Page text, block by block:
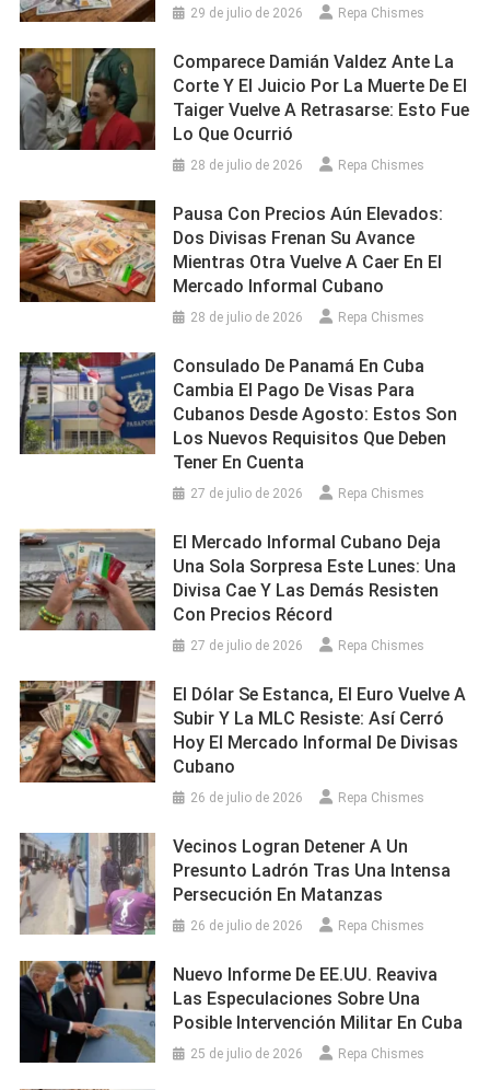
29 de julio de 2026 Repa Chismes
Comparece Damián Valdez Ante La
Corte Y El Juicio Por La Muerte De El
Taiger Vuelve A Retrasarse: Esto Fue
Lo Que Ocurrió
28 de julio de 2026 Repa Chismes
Pausa Con Precios Aún Elevados:
Dos Divisas Frenan Su Avance
Mientras Otra Vuelve A Caer En El
Mercado Informal Cubano
28 de julio de 2026 Repa Chismes
Consulado De Panamá En Cuba
Cambia El Pago De Visas Para
Cubanos Desde Agosto: Estos Son
Los Nuevos Requisitos Que Deben
Tener En Cuenta
27 de julio de 2026 Repa Chismes
El Mercado Informal Cubano Deja
Una Sola Sorpresa Este Lunes: Una
Divisa Cae Y Las Demás Resisten
Con Precios Récord
27 de julio de 2026 Repa Chismes
El Dólar Se Estanca, El Euro Vuelve A
Subir Y La MLC Resiste: Así Cerró
Hoy El Mercado Informal De Divisas
Cubano
26 de julio de 2026 Repa Chismes
Vecinos Logran Detener A Un
Presunto Ladrón Tras Una Intensa
Persecución En Matanzas
26 de julio de 2026 Repa Chismes
Nuevo Informe De EE.UU. Reaviva
Las Especulaciones Sobre Una
Posible Intervención Militar En Cuba
25 de julio de 2026 Repa Chismes